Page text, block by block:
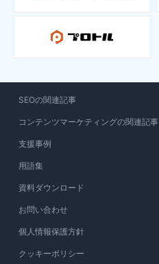
SEOの関連記事
コンテンツマーケティングの関連記事
支援事例
用語集
資料ダウンロード
お問い合わせ
個人情報保護方針
クッキーポリシー